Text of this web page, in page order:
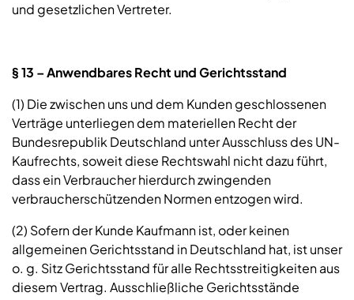
und gesetzlichen Vertreter.
§ 13 – Anwendbares Recht und Gerichtsstand
(1) Die zwischen uns und dem Kunden geschlossenen
Verträge unterliegen dem materiellen Recht der
Bundesrepublik Deutschland unter Ausschluss des UN-
Kaufrechts, soweit diese Rechtswahl nicht dazu führt,
dass ein Verbraucher hierdurch zwingenden
verbraucherschützenden Normen entzogen wird.
(2) Sofern der Kunde Kaufmann ist, oder keinen
allgemeinen Gerichtsstand in Deutschland hat, ist unser
o. g. Sitz Gerichtsstand für alle Rechtsstreitigkeiten aus
diesem Vertrag. Ausschließliche Gerichtsstände